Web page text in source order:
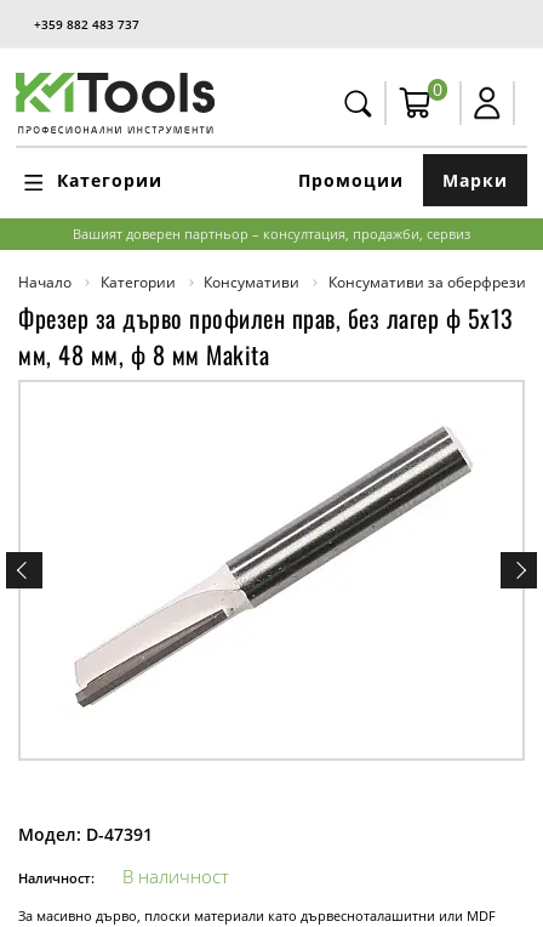
+359 882 483 737
0
Категории Марки
Промоции
Вашият доверен партньор – консултация, продажби, сервиз
Начало Категории Консумативи Консумативи за оберфрези
Фрезер за дърво профилен прав, без лагер ф 5х13
мм, 48 мм, ф 8 мм Makita
Модел: D-47391
Наличност: В наличност
За масивно дърво, плоски материали като дървесноталашитни или MDF